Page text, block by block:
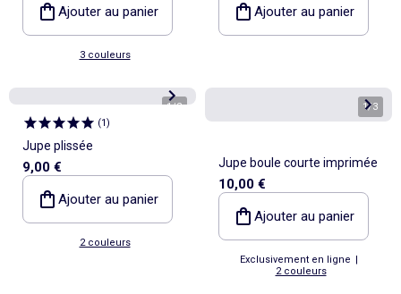
Ajouter au panier
3 couleurs
Ajouter au panier
1/2
(1)
Jupe plissée
9,00 €
Ajouter au panier
2 couleurs
1/3
Jupe boule courte imprimée
10,00 €
Ajouter au panier
Exclusivement en ligne |
2 couleurs